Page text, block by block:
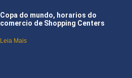
Copa do mundo, horarios do
comercio de Shopping Centers
Leia Mais